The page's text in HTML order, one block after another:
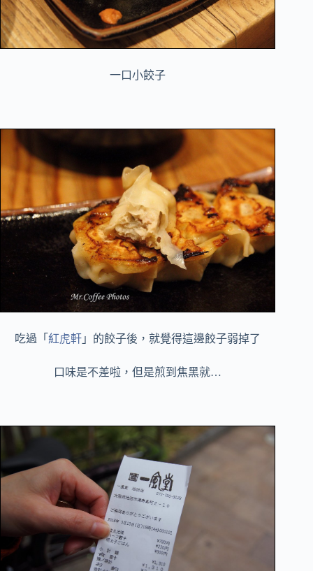
一口小餃子
吃過「紅虎軒 」的餃子後，就覺得這邊餃子弱掉了
口味是不差啦，但是煎到焦黑就…